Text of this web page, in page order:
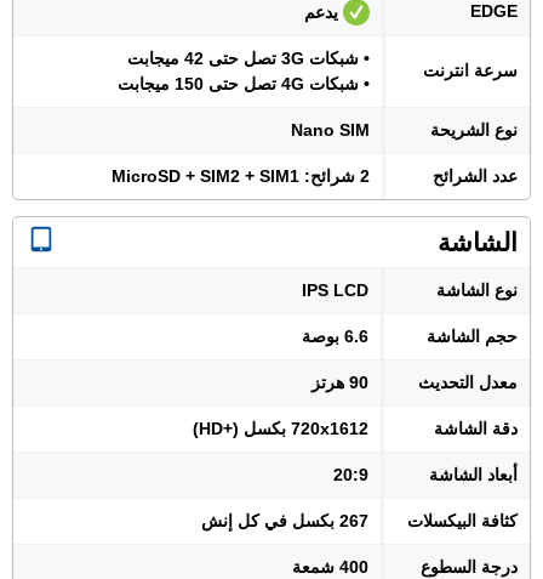
EDGE يدعم
سرعة انترنت
• شبكات 3G تصل حتى 42 ميجابت
• شبكات 4G تصل حتى 150 ميجابت
نوع الشريحة Nano SIM
عدد الشرائح 2 شرائح: MicroSD + SIM2 + SIM1
الشاشة
نوع الشاشة IPS LCD
حجم الشاشة 6.6 بوصة
معدل التحديث 90 هرتز
دقة الشاشة 720x1612 بكسل (+HD)
أبعاد الشاشة 20:9
كثافة البيكسلات 267 بكسل في كل إنش
درجة السطوع 400 شمعة